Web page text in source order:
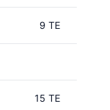
9 TE
15 TE